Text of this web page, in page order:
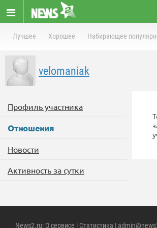
Лучшее Хорошее Набирающее
velomaniak
Профиль участника
Отношения
Новости
Активность за сутки
News2.ru: О сервисе | Статистика |